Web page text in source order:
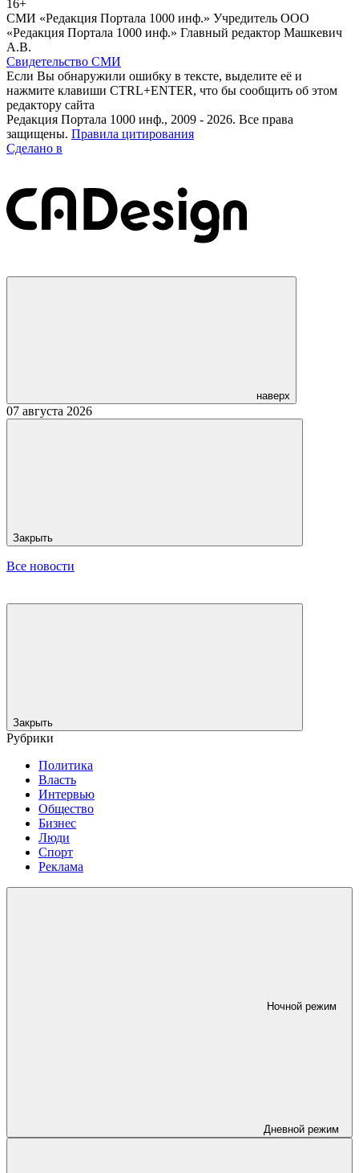
16+
СМИ «Редакция Портала 1000 инф.» Учредитель ООО
«Редакция Портала 1000 инф.» Главный редактор Машкевич
А.В.
Свидетельство СМИ
Если Вы обнаружили ошибку в тексте, выделите её и
нажмите клавиши CTRL+ENTER, что бы сообщить об этом
редактору сайта
Редакция Портала 1000 инф., 2009 - 2026. Все права
защищены. Правила цитирования
Сделано в
наверх
07 августа 2026
Закрыть
Все новости
Закрыть
Рубрики
Политика
Власть
Интервью
Общество
Бизнес
Люди
Спорт
Реклама
Ночной режим
Дневной режим